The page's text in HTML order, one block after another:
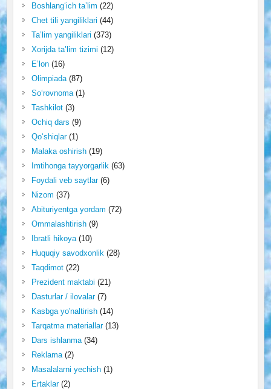
Boshlang‘ich ta’lim (22)
Chet tili yangiliklari (44)
Ta’lim yangiliklari (373)
Xorijda ta’lim tizimi (12)
E’lon(16)
Olimpiada(87)
So‘rovnoma(1)
Tashkilot(3)
Ochiq dars (9)
Qo‘shiqlar(1)
Malaka oshirish(19)
Imtihonga tayyorgarlik (63)
Foydali veb saytlar(6)
Nizom (37)
Abituriyentga yordam (72)
Ommalashtirish(9)
Ibratli hikoya(10)
Huquqiy savodxonlik (28)
Taqdimot(22)
Prezident maktabi (21)
Dasturlar / ilovalar(7)
Kasbga yo'naltirish(14)
Tarqatma materiallar(13)
Dars ishlanma(34)
Reklama(2)
Masalalarni yechish(1)
Ertaklar(2)